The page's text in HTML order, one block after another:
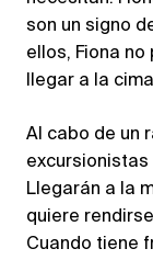
son un signo
ellos, Fiona
llegar a la
Al cabo de un
Llegarán a la
quiere
Cuando tiene